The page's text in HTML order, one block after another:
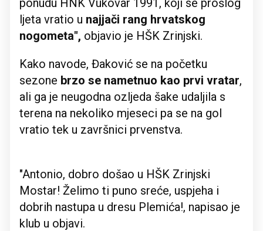
ponudu HNK Vukovar 1991, koji se prošlog
ljeta vratio u najjači rang hrvatskog
nogometa", objavio je HŠK Zrinjski.
Kako navode, Đaković se na početku
sezone brzo se nametnuo kao prvi vratar,
ali ga je neugodna ozljeda šake udaljila s
terena na nekoliko mjeseci pa se na gol
vratio tek u završnici prvenstva.
"Antonio, dobro došao u HŠK Zrinjski
Mostar! Želimo ti puno sreće, uspjeha i
dobrih nastupa u dresu Plemića!, napisao je
klub u objavi.